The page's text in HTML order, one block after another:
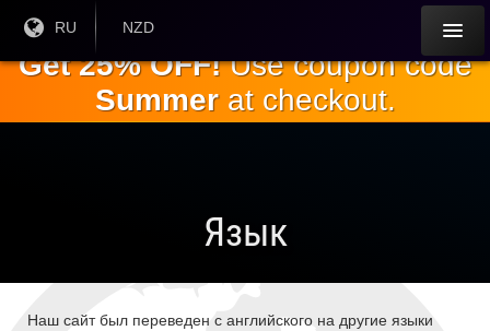
содержанию
Текущий
RU
Текущая
NZD
Get 25% OFF!Use coupon code
Summerat checkout.
Язык
Наш сайт был переведен с английского на другие языки